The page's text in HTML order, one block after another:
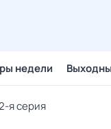
недели
я серия